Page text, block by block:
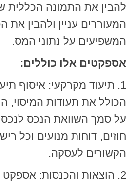
להבין את התמונה הכללית
המעוררים עניין ולהבין את
המשפיעים על נתוני המס.
אספקטים אלו כוללים:
1. תיעוד מקרקעי: איסוף
הכולל את תעודות המיסוי,
על סמך השוואת הנכס
חוזים, דוחות מנועים וכל
הקשורים לעסקה.
2. הוצאות והכנסות: